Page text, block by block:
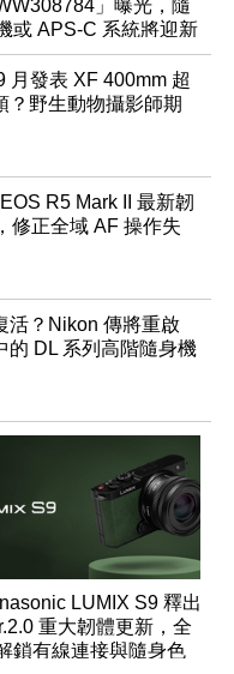
」曝光，隨
或 APS-C 系統將迎新
？
月發表 XF 400mm 超
？野生動物攝影師期
R5 Mark II 最新韌
修正全域 AF 操作失
活？Nikon 傳將重啟
的 DL 系列高階隨身機
LUMIX S9 釋出
重大韌體更新，全
鎖有線連接與隨身色